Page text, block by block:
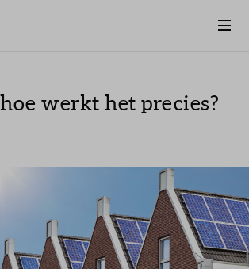
werkt het precies?